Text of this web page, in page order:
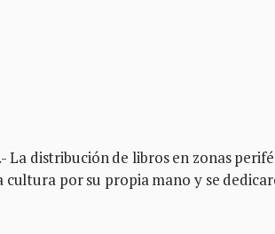
La distribución de libros en zonas
por su propia mano y se